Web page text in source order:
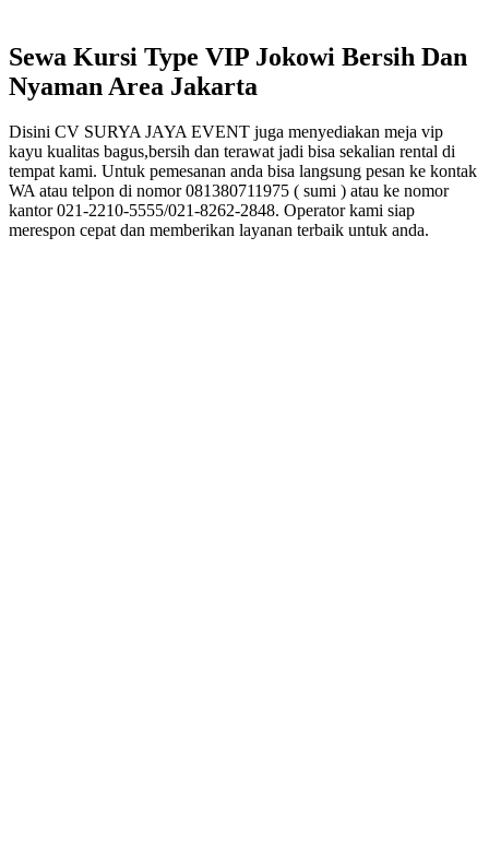
Sewa Kursi Type VIP Jokowi Bersih Dan
Nyaman Area Jakarta
Disini CV SURYA JAYA EVENT juga menyediakan meja vip
kayu kualitas bagus,bersih dan terawat jadi bisa sekalian rental di
tempat kami. Untuk pemesanan anda bisa langsung pesan ke kontak
WA atau telpon di nomor 081380711975 ( sumi ) atau ke nomor
kantor 021-2210-5555/021-8262-2848. Operator kami siap
merespon cepat dan memberikan layanan terbaik untuk anda.